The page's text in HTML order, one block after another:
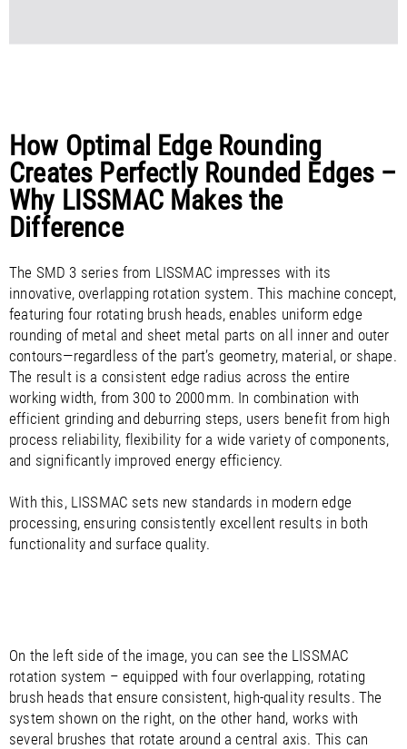
How Optimal Edge Rounding
Creates Perfectly Rounded Edges –
Why LISSMAC Makes the
Difference
The SMD 3 series from LISSMAC impresses with its
innovative, overlapping rotation system. This machine concept,
featuring four rotating brush heads, enables uniform edge
rounding of metal and sheet metal parts on all inner and outer
contours—regardless of the part’s geometry, material, or shape.
The result is a consistent edge radius across the entire
working width, from 300 to 2000 mm. In combination with
efficient grinding and deburring steps, users benefit from high
process reliability, flexibility for a wide variety of components,
and significantly improved energy efficiency.
With this, LISSMAC sets new standards in modern edge
processing, ensuring consistently excellent results in both
functionality and surface quality.
On the left side of the image, you can see the LISSMAC
rotation system – equipped with four overlapping, rotating
brush heads that ensure consistent, high-quality results. The
system shown on the right, on the other hand, works with
several brushes that rotate around a central axis. This can